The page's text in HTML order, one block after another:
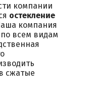
компании
остекление
компания
всем видам
сжатые